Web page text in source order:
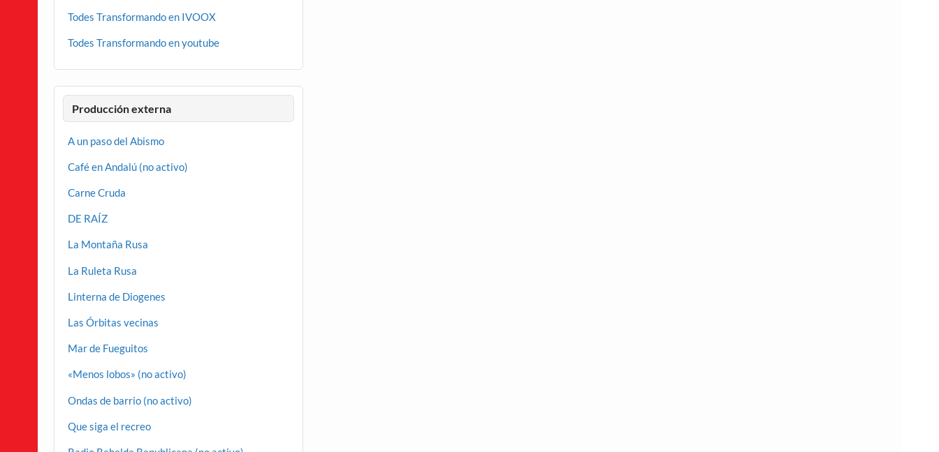
Todes Transformando en IVOOX
Todes Transformando en youtube
Producción externa
A un paso del Abismo
Café en Andalú (no activo)
Carne Cruda
DE RAÍZ
La Montaña Rusa
La Ruleta Rusa
Linterna de Diogenes
Las Órbitas vecinas
Mar de Fueguitos
«Menos lobos» (no activo)
Ondas de barrio (no activo)
Que siga el recreo